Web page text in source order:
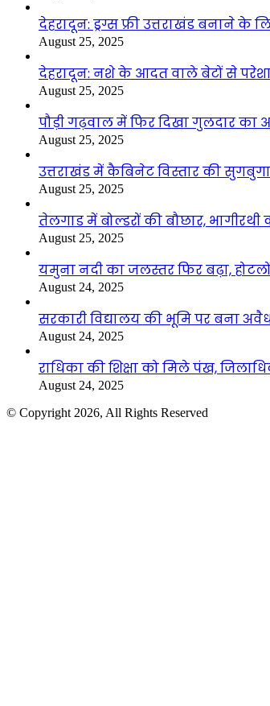
देहरादून: ड्रग्स फ्री उत्तराखंड बनाने
August 25, 2025
देहरादून: नशे के आदत वाले बेटों से
August 25, 2025
पौड़ी गढ़वाल में फिर दिखा गुलदार
August 25, 2025
उत्तराखंड में कैबिनेट विस्तार की
August 25, 2025
तेलगाड में बोल्डरों की बौछार,
August 25, 2025
यमुना नदी का जलस्तर फिर बढ़ा,
August 24, 2025
सरकारी विद्यालय की भूमि पर बना
August 24, 2025
राधिका की शिक्षा को मिले पंख,
August 24, 2025
© Copyright 2026, All Rights Reserved